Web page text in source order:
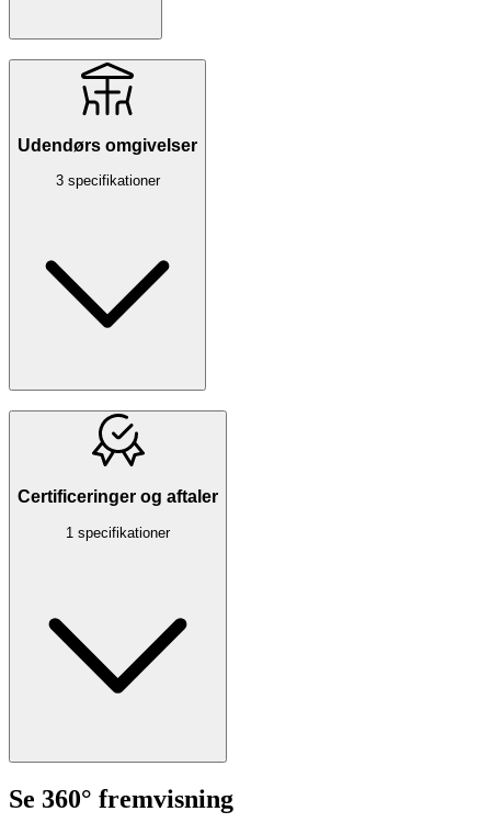
Udendørs omgivelser
3 specifikationer
Certificeringer og aftaler
1 specifikationer
Se 360° fremvisning